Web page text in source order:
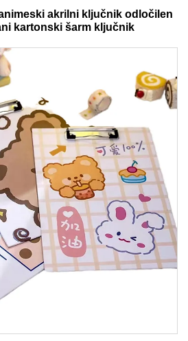
akrilni ključnik odločilen
kartonski šarm ključnik